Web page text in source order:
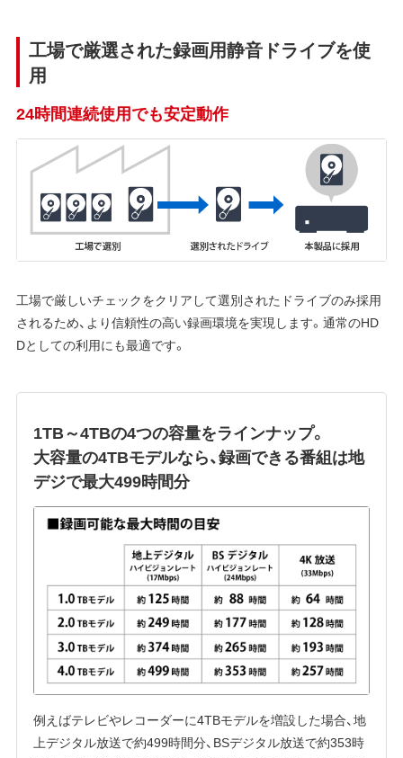
工場で厳選された録画用静音ドライブを使
用
24時間連続使用でも安定動作
工場で厳しいチェックをクリアして選別されたドライブのみ採用
されるため、より信頼性の高い録画環境を実現します。通常のHD
Dとしての利用にも最適です。
1TB～4TBの4つの容量をラインナップ。
大容量の4TBモデルなら、録画できる番組は地
デジで最大499時間分
例えばテレビやレコーダーに4TBモデルを増設した場合、地
上デジタル放送で約499時間分、BSデジタル放送で約353時